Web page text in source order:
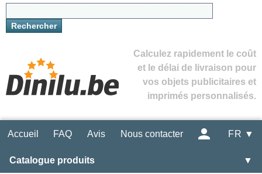
Calculez rapidement le coût
et le délai de livraison pour
vos objets publicitaires et
imprimés personnalisés.
Accueil FAQ Avis Nous contacter FR ▼
Catalogue produits ▼